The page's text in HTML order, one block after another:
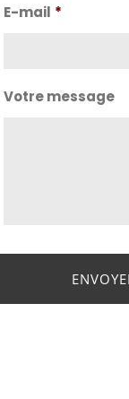
E-mail *
Votre message